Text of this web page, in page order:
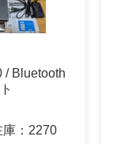
/ Bluetooth
： 2270